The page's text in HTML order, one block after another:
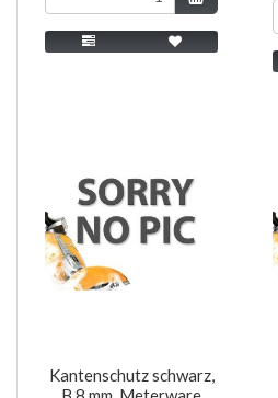
Kantenschutz schwarz,